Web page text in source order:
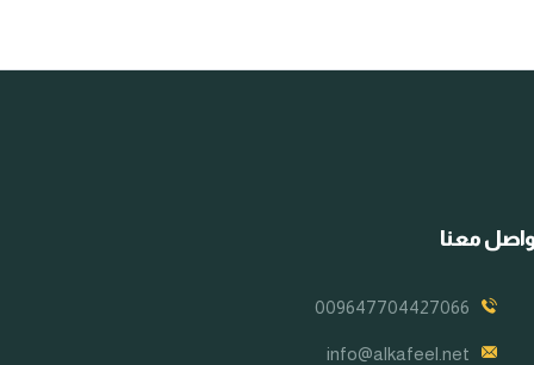
معنا
009647704427066
info@alkafeel.net